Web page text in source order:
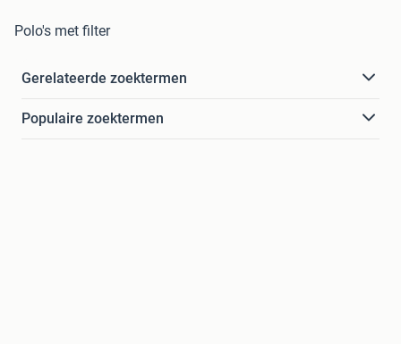
Polo's met filter
Gerelateerde zoektermen
Populaire zoektermen